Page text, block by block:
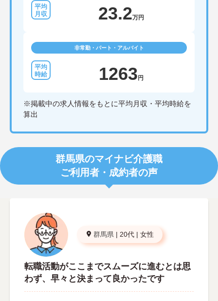
23.2万円
非常勤・パート・アルバイト
1263 円
※掲載中の求人情報をもとに平均月収・平均時給を
算出
群馬県のマイナビ介護職
ご利用者・成約者の声
群馬県 | 20代 | 女性
転職活動がここまでスムーズに進むとは思
わず、早々と決まって良かったです